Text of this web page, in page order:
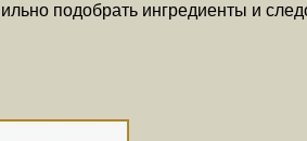
подобрать ингредиенты и